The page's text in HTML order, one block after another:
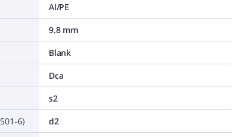
Al/PE
9.8 mm
Blank
Dca
s2
6)
d2